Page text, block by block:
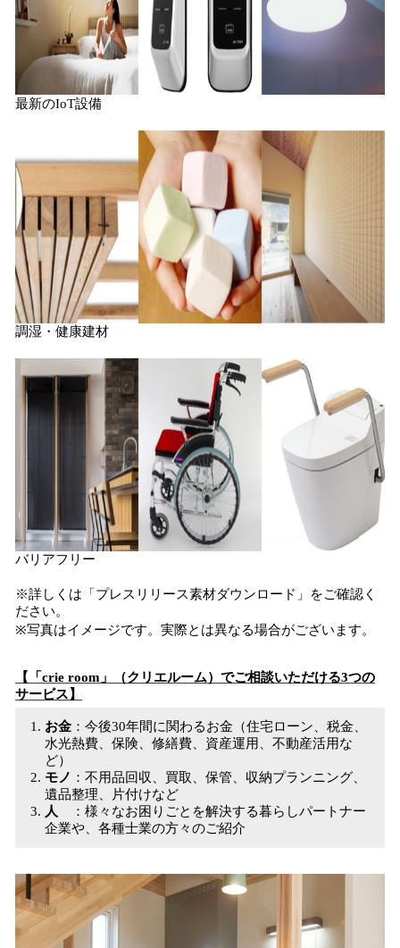
最新のIoT設備
調湿・健康建材
バリアフリー
※詳しくは「プレスリリース素材ダウンロード」をご確認く
ださい。
※写真はイメージです。実際とは異なる場合がございます。
【「crie room」（クリエルーム）でご相談いただける3つの
サービス】
お金 ：今後30年間に関わるお金（住宅ローン、税金、
水光熱費、保険、修繕費、資産運用、不動産活用な
ど）
モノ ：不用品回収、買取、保管、収納プランニング、
遺品整理、片付けなど
人
：様々なお困りごとを解決する暮らしパートナー
企業や、各種士業の方々のご紹介